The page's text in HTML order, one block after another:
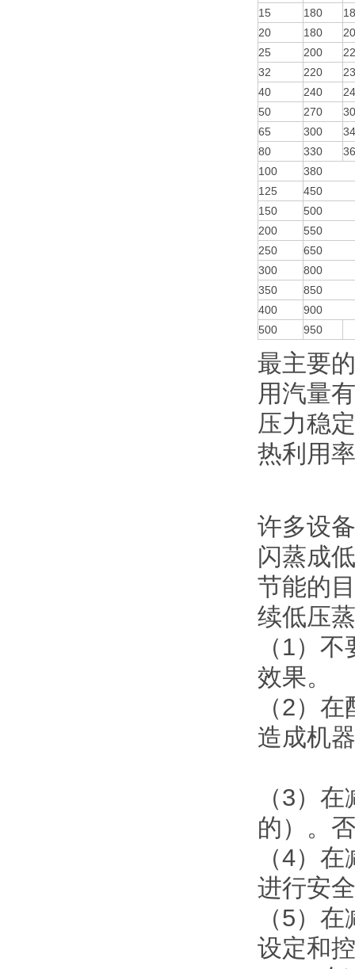
15
180
20
180
25
200
32
220
40
240
50
270
65
300
80
330
100
380
125
450
150
500
200
550
250
650
300
800
350
850
400
900
500
950
最主要
用汽量
压力稳
热利用
许多设
闪蒸成
节能的
续低压
（1）
效果。
（2）
造成机
（3）
的）。
（4）
进行安
（5）
设定和